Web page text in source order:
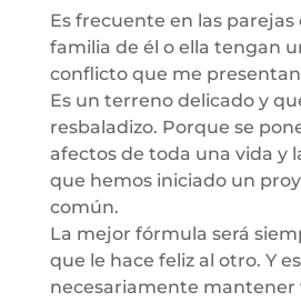
Es frecuente en las
familia de él o ella tengan
conflicto que me
Es un terreno delicado y
resbaladizo. Porque se
afectos de toda una vida y
que hemos iniciado un
común.
La mejor fórmula será
que le hace feliz al otro. Y
necesariamente mantener